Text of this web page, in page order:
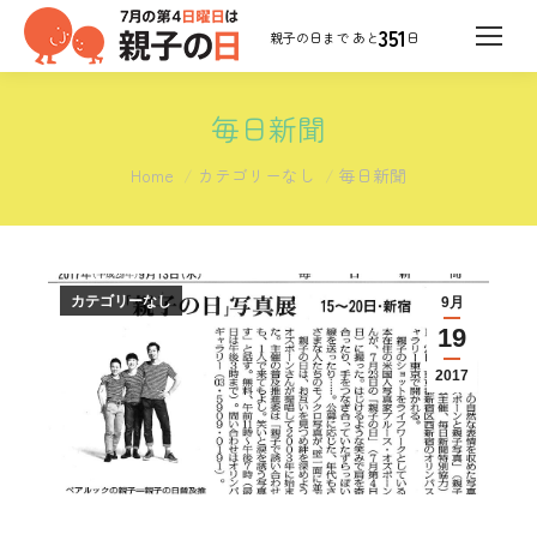
351 日
毎日新聞
You are here:
Home カテゴリーなし 毎日新聞
9月
19
2017
カテゴリーなし